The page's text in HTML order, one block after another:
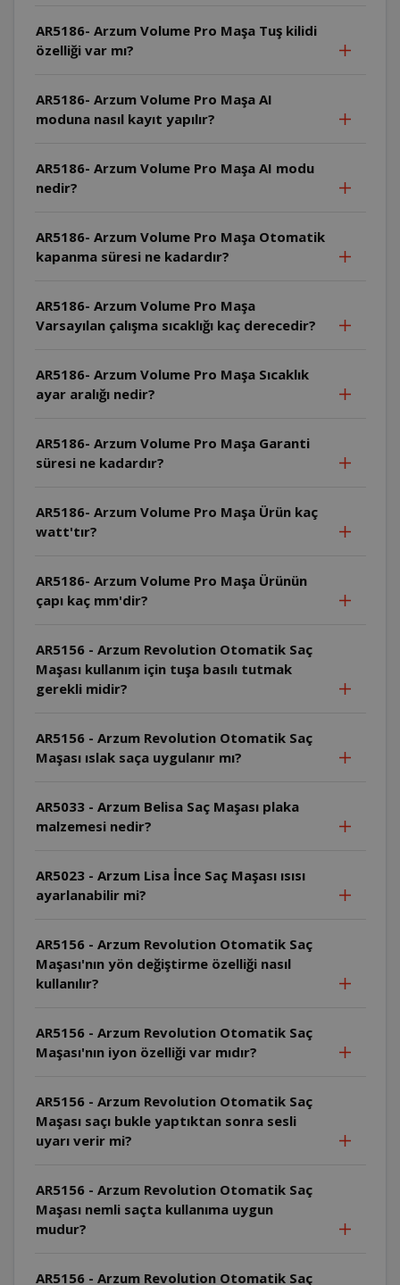
AR5186- Arzum Volume Pro Maşa Tuş kilidi
özelliği var mı?
AR5186- Arzum Volume Pro Maşa AI
moduna nasıl kayıt yapılır?
AR5186- Arzum Volume Pro Maşa AI modu
nedir?
AR5186- Arzum Volume Pro Maşa Otomatik
kapanma süresi ne kadardır?
AR5186- Arzum Volume Pro Maşa
Varsayılan çalışma sıcaklığı kaç derecedir?
AR5186- Arzum Volume Pro Maşa Sıcaklık
ayar aralığı nedir?
AR5186- Arzum Volume Pro Maşa Garanti
süresi ne kadardır?
AR5186- Arzum Volume Pro Maşa Ürün kaç
watt'tır?
AR5186- Arzum Volume Pro Maşa Ürünün
çapı kaç mm'dir?
AR5156 - Arzum Revolution Otomatik Saç
Maşası kullanım için tuşa basılı tutmak
gerekli midir?
AR5156 - Arzum Revolution Otomatik Saç
Maşası ıslak saça uygulanır mı?
AR5033 - Arzum Belisa Saç Maşası plaka
malzemesi nedir?
AR5023 - Arzum Lisa İnce Saç Maşası ısısı
ayarlanabilir mi?
AR5156 - Arzum Revolution Otomatik Saç
Maşası'nın yön değiştirme özelliği nasıl
kullanılır?
AR5156 - Arzum Revolution Otomatik Saç
Maşası'nın iyon özelliği var mıdır?
AR5156 - Arzum Revolution Otomatik Saç
Maşası saçı bukle yaptıktan sonra sesli
uyarı verir mi?
AR5156 - Arzum Revolution Otomatik Saç
Maşası nemli saçta kullanıma uygun
mudur?
AR5156 - Arzum Revolution Otomatik Saç